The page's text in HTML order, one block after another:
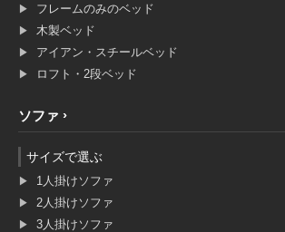
フレームのみのベッド
木製ベッド
アイアン・スチールベッド
ロフト・2段ベッド
ソファ
サイズで選ぶ
1人掛けソファ
2人掛けソファ
3人掛けソファ